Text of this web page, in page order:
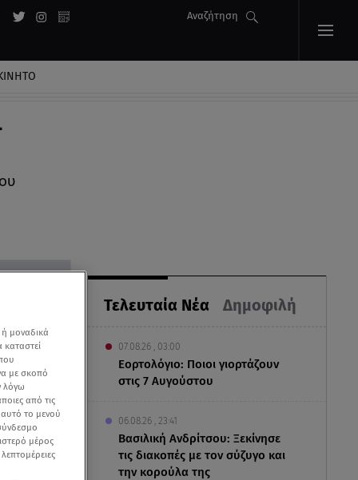
Αναζήτηση
Τελευταία Νέα Δημοφιλή
07.08.26 , 03:00
Εορτολόγιο: Ποιοι γιορτάζουν
στις 7 Αυγούστου
06.08.26 , 23:41
Βασιλική Ανδρίτσου: Ξεκίνησε
τις διακοπές με τον σύζυγο και
την κορούλα της
μοναδικά
με σκοπό
λόγω
από τις
αυτό το μενού
μέρος